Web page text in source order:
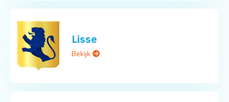
Lisse
Bekijk